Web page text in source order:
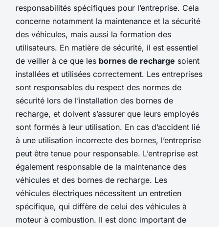
responsabilités spécifiques pour l’entreprise. Cela
concerne notamment la maintenance et la sécurité
des véhicules, mais aussi la formation des
utilisateurs. En matière de sécurité, il est essentiel
de veiller à ce que les bornes de recharge soient
installées et utilisées correctement. Les entreprises
sont responsables du respect des normes de
sécurité lors de l’installation des bornes de
recharge, et doivent s’assurer que leurs employés
sont formés à leur utilisation. En cas d’accident lié
à une utilisation incorrecte des bornes, l’entreprise
peut être tenue pour responsable. L’entreprise est
également responsable de la maintenance des
véhicules et des bornes de recharge. Les
véhicules électriques nécessitent un entretien
spécifique, qui diffère de celui des véhicules à
moteur à combustion. Il est donc important de